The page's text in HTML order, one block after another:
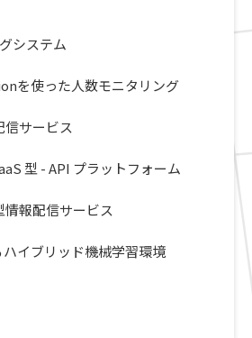
システム
を使った人数モニタリング
信サービス
型 - API プラットフォーム
報配信サービス
イブリッド機械学習環境